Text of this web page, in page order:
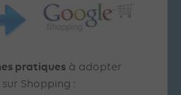
pratiques à adopter
Shopping :